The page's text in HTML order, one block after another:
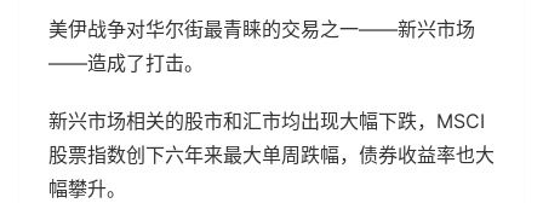
美伊战争对华尔街最青睐的交易之一——新兴市场
——造成了打击。
新兴市场相关的股市和汇市均出现大幅下跌，MSCI
股票指数创下六年来最大单周跌幅，债券收益率也大
幅攀升。